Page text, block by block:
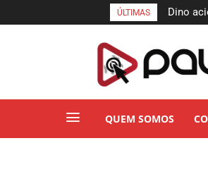
ÚLTIMAS
Dino
MPPB
QUEM SOMOS